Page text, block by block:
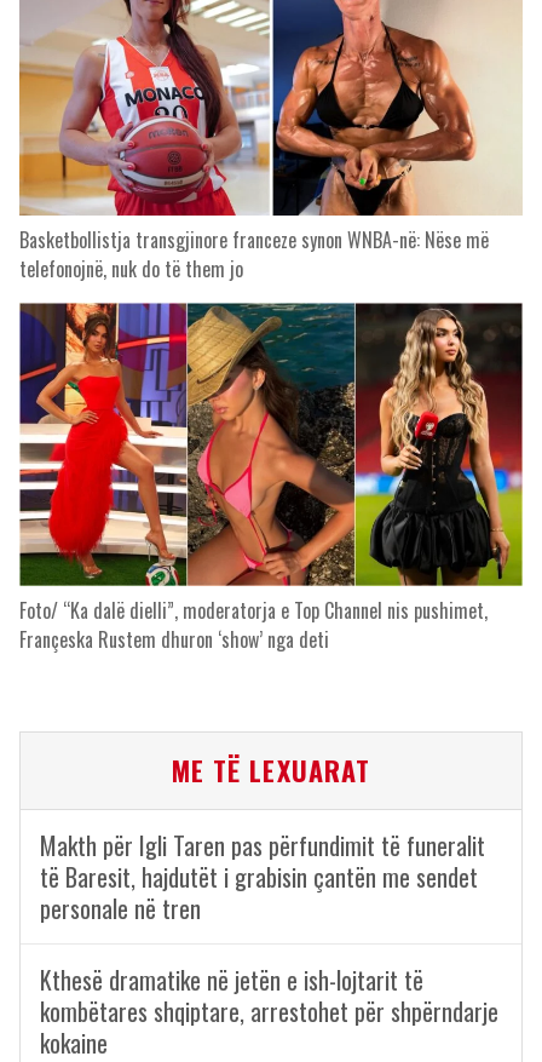
Basketbollistja transgjinore franceze synon WNBA-në: Nëse më
telefonojnë, nuk do të them jo
Foto/ “Ka dalë dielli”, moderatorja e Top Channel nis pushimet,
Françeska Rustem dhuron ‘show’ nga deti
ME TË LEXUARAT
Makth për Igli Taren pas përfundimit të funeralit
të Baresit, hajdutët i grabisin çantën me sendet
personale në tren
Kthesë dramatike në jetën e ish-lojtarit të
kombëtares shqiptare, arrestohet për shpërndarje
kokaine